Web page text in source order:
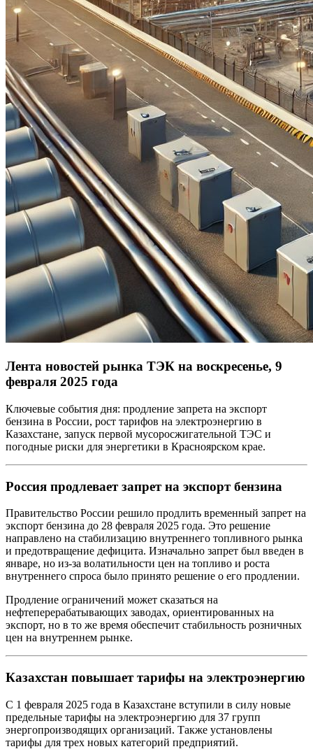
Лента новостей рынка ТЭК на воскресенье, 9
февраля 2025 года
Ключевые события дня: продление запрета на экспорт
бензина в России, рост тарифов на электроэнергию в
Казахстане, запуск первой мусоросжигательной ТЭС и
погодные риски для энергетики в Красноярском крае.
Россия продлевает запрет на экспорт бензина
Правительство России решило продлить временный запрет на
экспорт бензина до 28 февраля 2025 года. Это решение
направлено на стабилизацию внутреннего топливного рынка
и предотвращение дефицита. Изначально запрет был введен в
январе, но из-за волатильности цен на топливо и роста
внутреннего спроса было принято решение о его продлении.
Продление ограничений может сказаться на
нефтеперерабатывающих заводах, ориентированных на
экспорт, но в то же время обеспечит стабильность розничных
цен на внутреннем рынке.
Казахстан повышает тарифы на электроэнергию
С 1 февраля 2025 года в Казахстане вступили в силу новые
предельные тарифы на электроэнергию для 37 групп
энергопроизводящих организаций. Также установлены
тарифы для трех новых категорий предприятий.